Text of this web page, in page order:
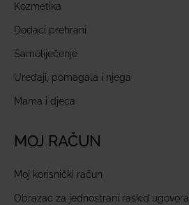
Kozmetika
Dodaci prehrani
Samoliječenje
Uređaji, pomagala i njega
Mama i djeca
MOJ RAČUN
Moj korisnički račun
Obrazac za jednostrani raskid ugovora